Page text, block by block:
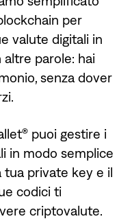
per
valute digitali in
parole: hai
senza dover
puoi gestire i
in modo semplice
tua private key e il
codici ti
criptovalute.